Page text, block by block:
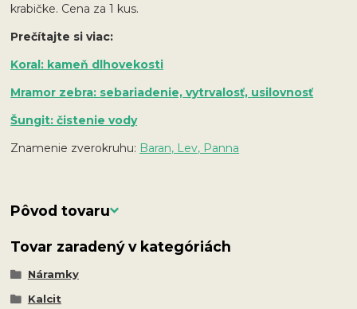
krabičke. Cena za 1 kus.
Prečítajte si viac:
Koral: kameň dlhovekosti
Mramor zebra: sebariadenie, vytrvalosť, usilovnosť
Šungit: čistenie vody
Znamenie zverokruhu: Baran, Lev, Panna
Pôvod tovaru
Tovar zaradený v kategóriách
Náramky
Kalcit